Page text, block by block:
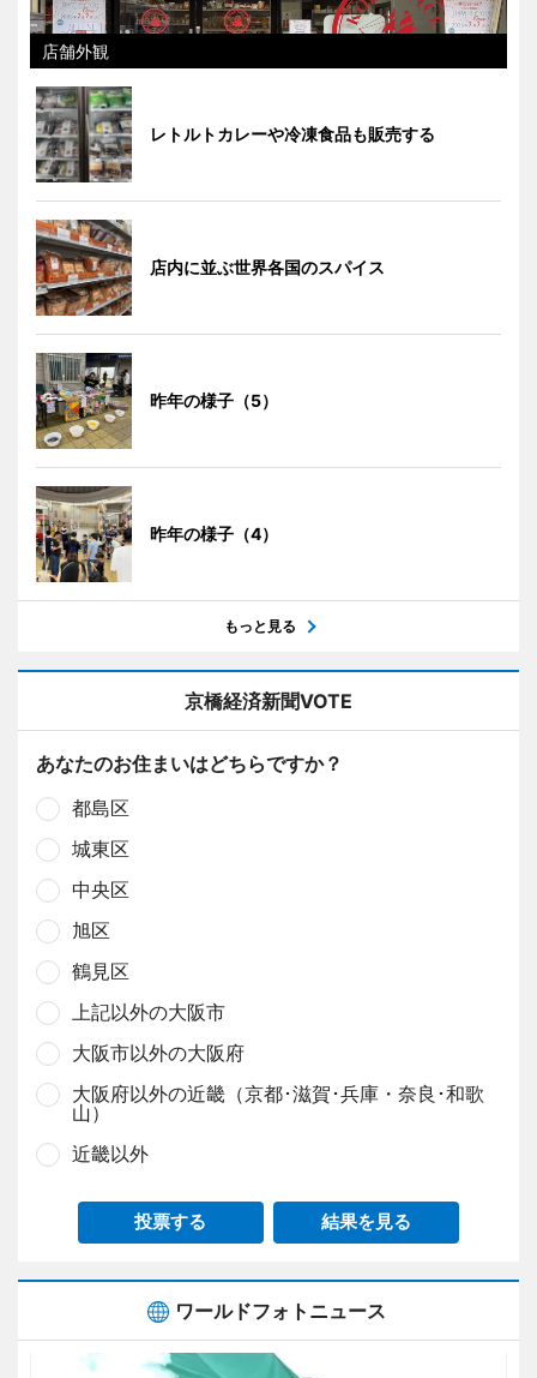
店舗外観
レトルトカレーや冷凍食品も販売する
店内に並ぶ世界各国のスパイス
昨年の様子（5）
昨年の様子（4）
もっと見る
京橋経済新聞VOTE
あなたのお住まいはどちらですか？
都島区
城東区
中央区
旭区
鶴見区
上記以外の大阪市
大阪市以外の大阪府
大阪府以外の近畿（京都･滋賀･兵庫・奈良･和歌
山）
近畿以外
投票する 結果を見る
ワールドフォトニュース